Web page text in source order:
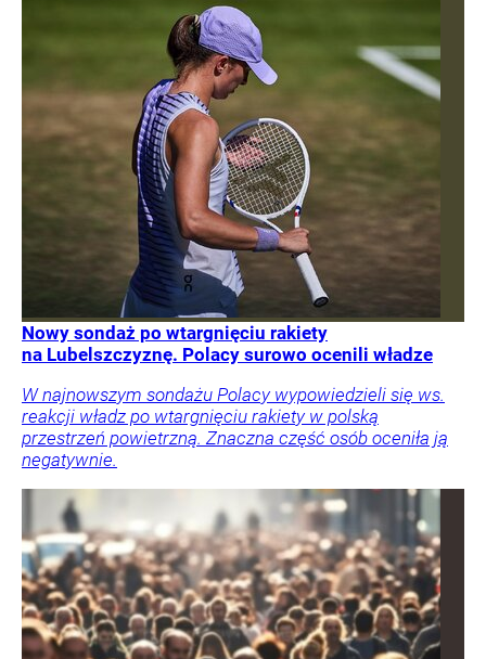
Nowy sondaż po wtargnięciu rakiety
na Lubelszczyznę. Polacy surowo ocenili władze
W najnowszym sondażu Polacy wypowiedzieli się ws.
reakcji władz po wtargnięciu rakiety w polską
przestrzeń powietrzną. Znaczna część osób oceniła ją
negatywnie.